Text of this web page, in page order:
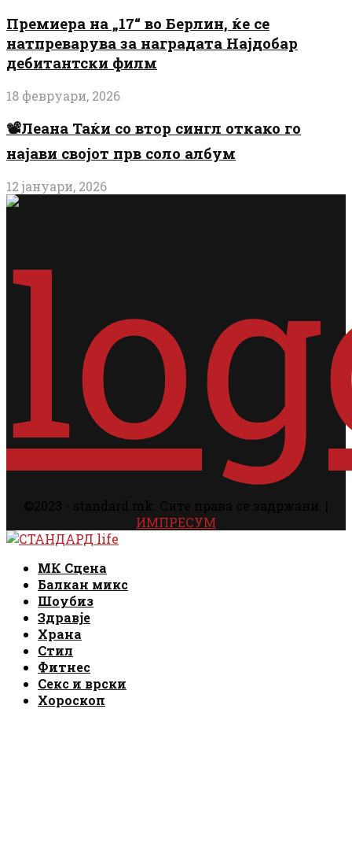
Премиера на „17“ во Берлин, ќе се
натпреварува за наградата Најдобар
дебитантски филм
18 февруари, 2026
📽️Леана Таќи со втор сингл откако го
најави својот прв соло албум
12 јануари, 2026
ИМПРЕСУМ
Facebook
Instagram
Email
Rss
МК Сцена
Балкан микс
Шоубиз
Здравје
Храна
Стил
Фитнес
Секс и врски
Хороскоп